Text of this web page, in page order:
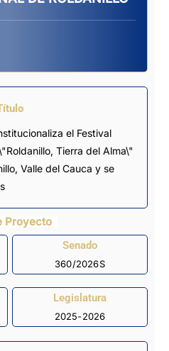
el Festival
Tierra del Alma\"
Valle del Cauca y se
Proyecto
Senado
360/2026S
Legislatura
2025-2026